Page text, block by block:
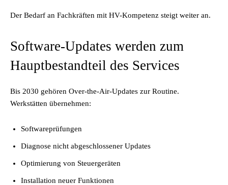
Der Bedarf an Fachkräften mit HV-Kompetenz steigt weiter an.
Software-Updates werden zum
Hauptbestandteil des Services
Bis 2030 gehören Over-the-Air-Updates zur Routine.
Werkstätten übernehmen:
Softwareprüfungen
Diagnose nicht abgeschlossener Updates
Optimierung von Steuergeräten
Installation neuer Funktionen